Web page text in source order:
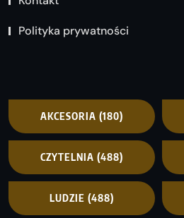
Polityka prywatności
AKCESORIA (180)
CZYTELNIA (488)
LUDZIE (488)